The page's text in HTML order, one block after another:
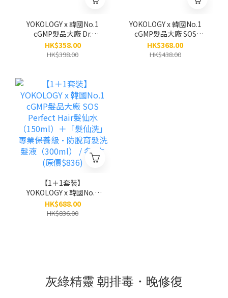
YOKOLOGY x 韓國No.1
cGMP髮品大廠 Dr.
Premium No.6
Treatment Shampoo
（300ml）
HK$358.00
HK$398.00
YOKOLOGY x 韓國No.1
cGMP髮品大廠 SOS
Perfect Hair髮仙水
（150ml）
HK$368.00
HK$438.00
【1＋1套裝】
YOKOLOGY x 韓國No.1
cGMP髮品大廠 SOS
Perfect Hair髮仙水
HK$688.00
HK$836.00
灰綠精靈 朝排毒・晚修復